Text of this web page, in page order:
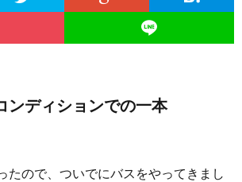
ンディションでの一本
たので、ついでにバスをやってきまし